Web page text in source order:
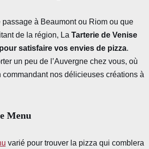
à Beaumont ou Riom ou que
de la région, La Tarterie de Venise
satisfaire vos envies de pizza.
un peu de l’Auvergne chez vous, où
commandant nos délicieuses créations à
Menu
varié pour trouver la pizza qui comblera